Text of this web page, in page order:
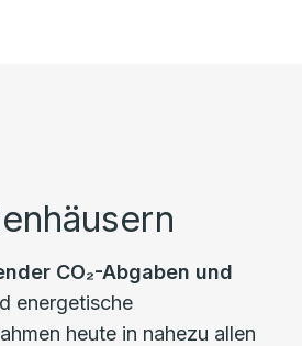
CO₂-Abgaben und
energetische
heute in nahezu allen